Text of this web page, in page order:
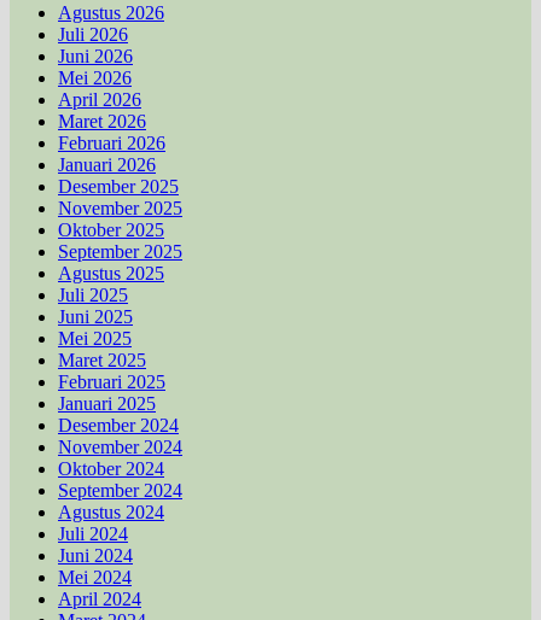
Agustus 2026
Juli 2026
Juni 2026
Mei 2026
April 2026
Maret 2026
Februari 2026
Januari 2026
Desember 2025
November 2025
Oktober 2025
September 2025
Agustus 2025
Juli 2025
Juni 2025
Mei 2025
Maret 2025
Februari 2025
Januari 2025
Desember 2024
November 2024
Oktober 2024
September 2024
Agustus 2024
Juli 2024
Juni 2024
Mei 2024
April 2024